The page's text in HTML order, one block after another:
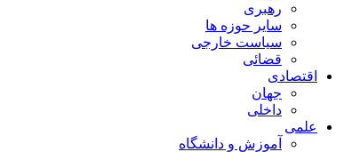
رهبری
سایر حوزه ها
سیاست خارجی
قضائی
اقتصادی
جهان
داخلی
علمی
آموزش و دانشگاه